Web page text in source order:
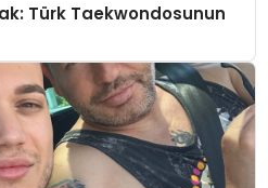
Türk Taekwondosunun